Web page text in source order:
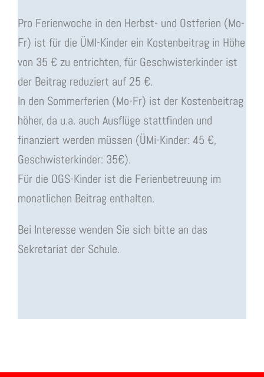
Pro Ferienwoche in den Herbst- und Ostferien (Mo-
Fr) ist für die ÜMI-Kinder ein Kostenbeitrag in Höhe
von 35 € zu entrichten, für Geschwisterkinder ist
der Beitrag reduziert auf 25 €.
In den Sommerferien (Mo-Fr) ist der Kostenbeitrag
höher, da u.a. auch Ausflüge stattfinden und
finanziert werden müssen (ÜMi-Kinder: 45 €,
Geschwisterkinder: 35€).
Für die OGS-Kinder ist die Ferienbetreuung im
monatlichen Beitrag enthalten.
Bei Interesse wenden Sie sich bitte an das
Sekretariat der Schule.